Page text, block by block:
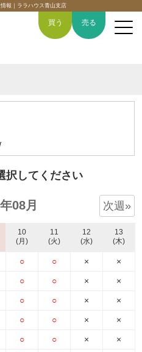
報｜ララハウス青山支店
トップページ
6つの強み
スタッフ紹介
お知らせ
買う 売る
択してください
08月 次週»
10
(月)
○
○
○
○
○
11
(火)
○
○
○
○
○
12
(水)
×
×
×
×
×
13
(木)
×
×
×
×
×